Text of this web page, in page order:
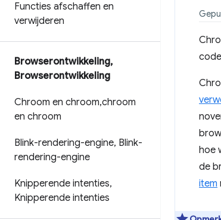
Functies afschaffen en
verwijderen
Browserontwikkeling,
Browserontwikkeling
Chroom en chroom,chroom
en chroom
Blink-rendering-engine, Blink-
rendering-engine
Knipperende intenties,
Knipperende intenties
hoe
de
item